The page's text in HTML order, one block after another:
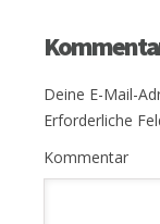
Deine E-Mail-
Erforderliche
Kommentar